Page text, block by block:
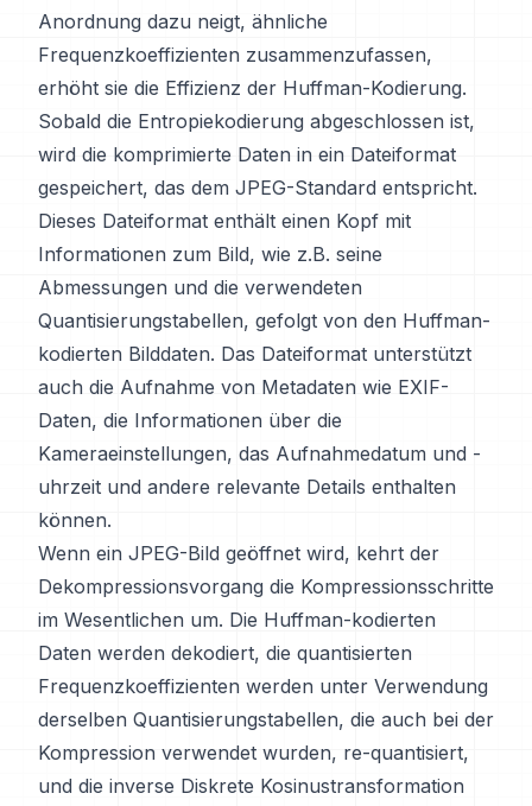
Anordnung dazu neigt, ähnliche
Frequenzkoeffizienten zusammenzufassen,
erhöht sie die Effizienz der Huffman-Kodierung.
Sobald die Entropiekodierung abgeschlossen ist,
wird die komprimierte Daten in ein Dateiformat
gespeichert, das dem JPEG-Standard entspricht.
Dieses Dateiformat enthält einen Kopf mit
Informationen zum Bild, wie z.B. seine
Abmessungen und die verwendeten
Quantisierungstabellen, gefolgt von den Huffman-
kodierten Bilddaten. Das Dateiformat unterstützt
auch die Aufnahme von Metadaten wie EXIF-
Daten, die Informationen über die
Kameraeinstellungen, das Aufnahmedatum und -
uhrzeit und andere relevante Details enthalten
können.
Wenn ein JPEG-Bild geöffnet wird, kehrt der
Dekompressionsvorgang die Kompressionsschritte
im Wesentlichen um. Die Huffman-kodierten
Daten werden dekodiert, die quantisierten
Frequenzkoeffizienten werden unter Verwendung
derselben Quantisierungstabellen, die auch bei der
Kompression verwendet wurden, re-quantisiert,
und die inverse Diskrete Kosinustransformation